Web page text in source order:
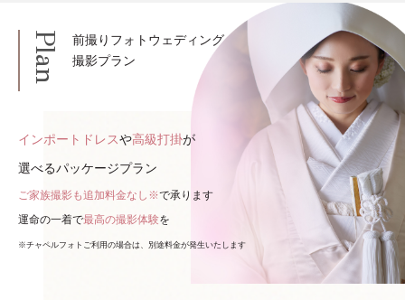
Plan
前撮りフォトウェディング
撮影プラン
インポートドレスや高級打掛が
選べるパッケージプラン
ご家族撮影も追加料金なし※で承ります
運命の一着で最高の撮影体験を
※チャペルフォトご利用の場合は、別途料金が発生いたします